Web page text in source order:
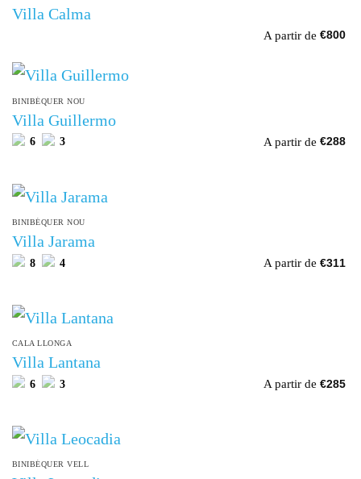
Villa Calma
A partir de €800
BINIBÉQUER NOU
Villa Guillermo
6 3 A partir de €288
BINIBÉQUER NOU
Villa Jarama
8 4 A partir de €311
CALA LLONGA
Villa Lantana
6 3 A partir de €285
BINIBÉQUER VELL